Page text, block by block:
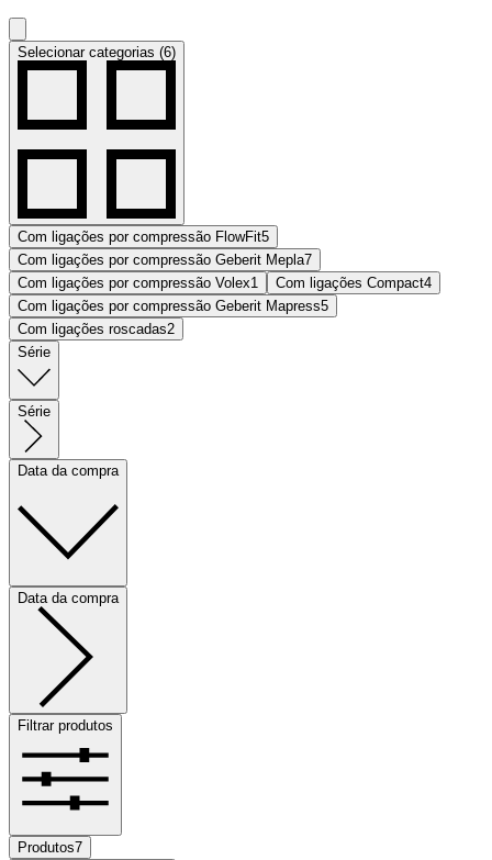
Selecionar categorias (6)
Com ligações por compressão FlowFit5
Com ligações por compressão Geberit Mepla7
Com ligações por compressão Volex1 Com ligações Compact4
Com ligações por compressão Geberit Mapress5
Com ligações roscadas2
Série
Série
Data da compra
Data da compra
Filtrar produtos
Produtos7